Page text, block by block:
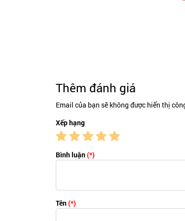
Thêm đánh giá
Email của bạn sẽ không được hiển thị
Xếp hạng
Bình luận(*)
Tên(*)